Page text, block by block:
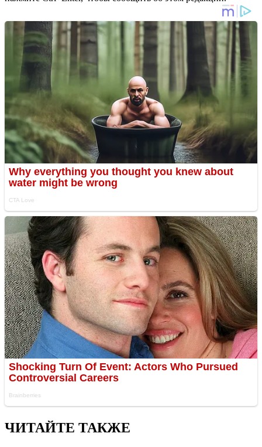
ЧИТАЙТЕ ТАКЖЕ